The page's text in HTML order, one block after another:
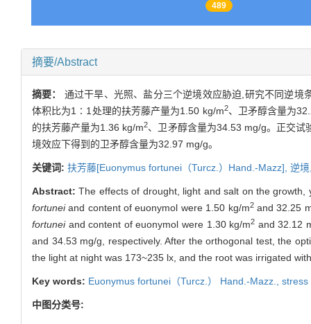
489
摘要/Abstract
摘要： 通过干旱、光照、盐分三个逆境效应胁迫,研究不同逆境
体积比为1∶1处理的扶芳藤产量为1.50 kg/m2、卫矛醇含量为
的扶芳藤产量为1.36 kg/m2、卫矛醇含量为34.53 mg/g。正交
境效应下得到的卫矛醇含量为32.97 mg/g。
关键词: 扶芳藤[Euonymus fortunei （Turcz.）Hand.-Mazz], 逆
Abstract:The effects of drought, light and salt on the
fortuneiand content of euonymol were 1.50 kg/m2and 32.25
fortuneiand content of euonymol were 1.30 kg/m2 and 32.12
and 34.53 mg/g, respectively. After the orthogonal test, the
the light at night was 173~235 lx, and the root was irrigated
Key words: Euonymus fortunei （Turcz.） Hand.-Mazz.,
中图分类号: